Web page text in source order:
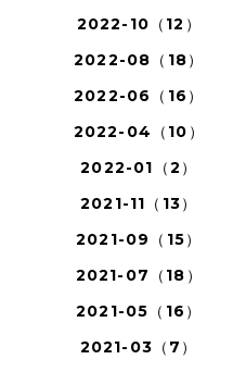
2022-10（12）
2022-08（18）
2022-06（16）
2022-04（10）
2022-01（2）
2021-11（13）
2021-09（15）
2021-07（18）
2021-05（16）
2021-03（7）